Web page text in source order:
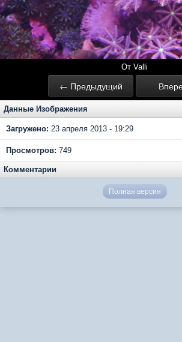
От Valli
← Предыдущий
Данные Изображения
Загружено: 23 апреля 2013 - 19:29
Просмотров: 749
Комментарии
Полная версия